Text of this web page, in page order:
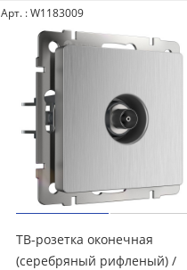
Арт. : W1183009
ТВ-розетка оконечная
(серебряный рифленый) /